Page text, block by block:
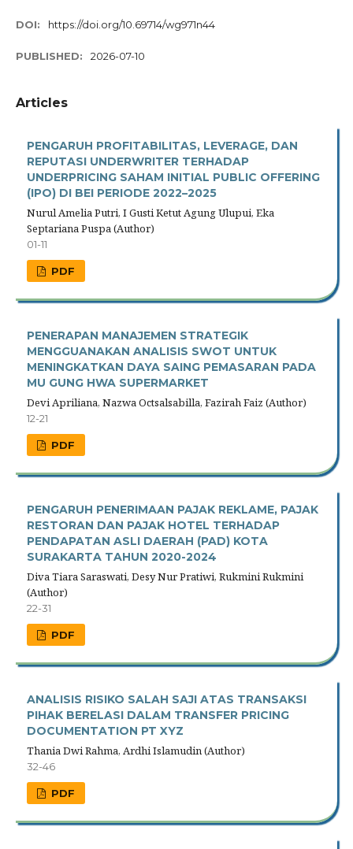
DOI: https://doi.org/10.69714/wg971n44
PUBLISHED: 2026-07-10
Articles
PENGARUH PROFITABILITAS, LEVERAGE, DAN
REPUTASI UNDERWRITER TERHADAP
UNDERPRICING SAHAM INITIAL PUBLIC OFFERING
(IPO) DI BEI PERIODE 2022–2025
Nurul Amelia Putri, I Gusti Ketut Agung Ulupui, Eka
Septariana Puspa (Author)
01-11
PDF
PENERAPAN MANAJEMEN STRATEGIK
MENGGUANAKAN ANALISIS SWOT UNTUK
MENINGKATKAN DAYA SAING PEMASARAN PADA
MU GUNG HWA SUPERMARKET
Devi Apriliana, Nazwa Octsalsabilla, Fazirah Faiz (Author)
12-21
PDF
PENGARUH PENERIMAAN PAJAK REKLAME, PAJAK
RESTORAN DAN PAJAK HOTEL TERHADAP
PENDAPATAN ASLI DAERAH (PAD) KOTA
SURAKARTA TAHUN 2020-2024
Diva Tiara Saraswati, Desy Nur Pratiwi, Rukmini Rukmini
(Author)
22-31
PDF
ANALISIS RISIKO SALAH SAJI ATAS TRANSAKSI
PIHAK BERELASI DALAM TRANSFER PRICING
DOCUMENTATION PT XYZ
Thania Dwi Rahma, Ardhi Islamudin (Author)
32-46
PDF